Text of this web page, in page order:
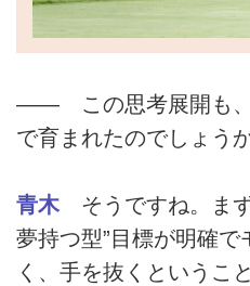
―― この思考展開も、
で育まれたのでしょうか
青木 そうですね。ま
夢持つ型”目標が明確
く、手を抜くというこ